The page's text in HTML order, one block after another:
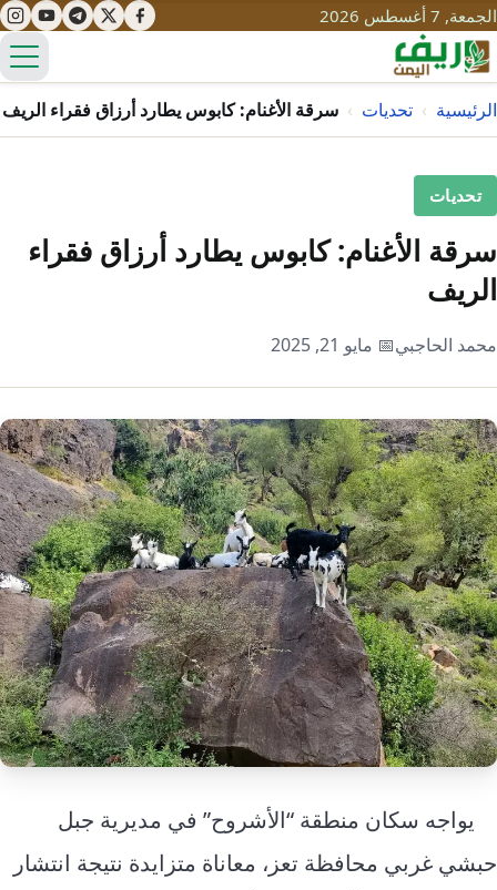
الجمعة, 7 أغسطس 2026
تعليم
مياه
تنمية
قصص نجاح
سياحة
تراث
ثقافة
التغير المناخي
التلوث
حلول
إرشاد زراعي
نساء
قضايا
معيشة
قصة
انفوجرافيك
قصص رقمية
تقارير صور
فيديو
الرئيسية › تحديات › سرقة الأغنام: كابوس يطارد أرزاق فقراء الريف
تحديات
سرقة الأغنام: كابوس يطارد أرزاق فقراء
الريف
محمد الحاجبي📅 مايو 21, 2025
يواجه سكان منطقة “الأشروح” في مديرية جبل
حبشي غربي محافظة تعز، معاناة متزايدة نتيجة انتشار